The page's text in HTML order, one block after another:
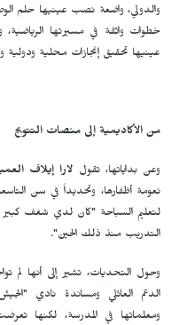
والدولي، واضعة نصب عينيها حلم
خطوات واثقة في مسيرتها
عينيها تحقيق إنجازات محلية ودولية
من الأكاديمية إلى منصات التتويج
وعن بداياتها، تقول لارا إيلاف
نعومة أظفارها، وتحديداً في سن
لتعليم السباحة "كان لدي شغف كبير
التدريب منذ ذلك الحين".
وحول التحديات، تشير إلى أنها لم
الدعم العائلي ومساندة نادي
ومعلماتها في المدرسة، لكنها